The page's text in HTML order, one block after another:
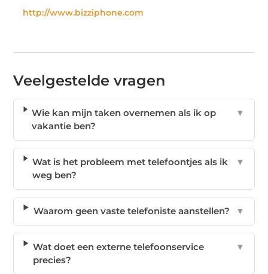
http://www.bizziphone.com
Veelgestelde vragen
Wie kan mijn taken overnemen als ik op
vakantie ben?
▼
Wat is het probleem met telefoontjes als ik
weg ben?
▼
Waarom geen vaste telefoniste aanstellen? ▼
Wat doet een externe telefoonservice
precies?
▼